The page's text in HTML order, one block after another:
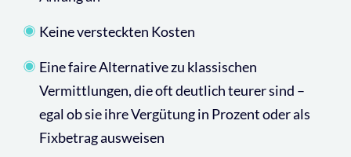
Keine versteckten Kosten
Eine faire Alternative zu klassischen
Vermittlungen, die oft deutlich teurer sind –
egal ob sie ihre Vergütung in Prozent oder als
Fixbetrag ausweisen